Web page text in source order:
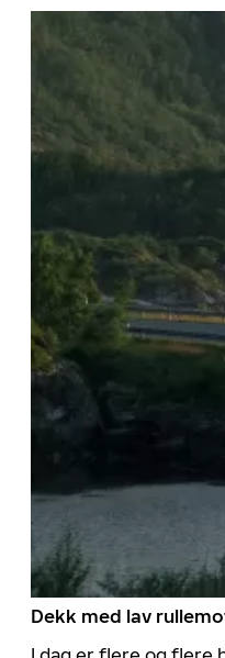
Dekk med lav